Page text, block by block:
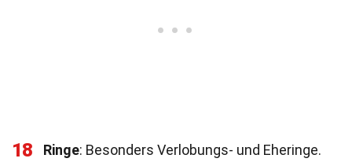
18 Ringe: Besonders Verlobungs- und Eheringe.